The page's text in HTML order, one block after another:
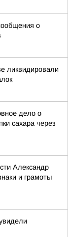
о
ликвидировали
дело о
сахара через
Александр
и грамоты